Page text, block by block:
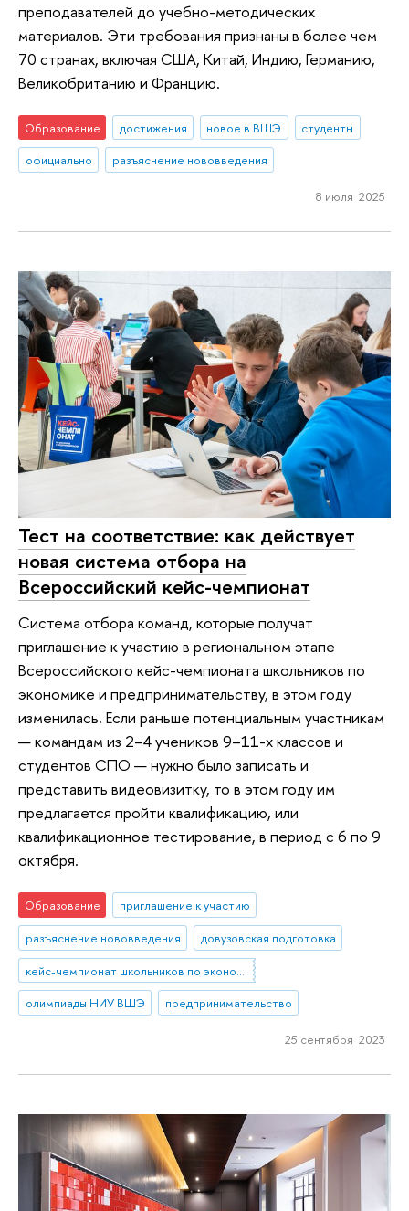
преподавателей до учебно-методических
материалов. Эти требования признаны в более чем
70 странах, включая США, Китай, Индию, Германию,
Великобританию и Францию.
Образование достижения новое в ВШЭ
студенты
официально
разъяснение нововведения
8 июля 2025
Тест на соответствие: как действует
новая система отбора на
Всероссийский кейс-чемпионат
Система отбора команд, которые получат
приглашение к участию в региональном этапе
Всероссийского кейс-чемпионата школьников по
экономике и предпринимательству, в этом году
изменилась. Если раньше потенциальным участникам
— командам из 2–4 учеников 9–11-х классов и
студентов СПО — нужно было записать и
представить видеовизитку, то в этом году им
предлагается пройти квалификацию, или
квалификационное тестирование, в период с 6 по 9
октября.
Образование
приглашение к участию
разъяснение нововведения
довузовская подготовка
олимпиады НИУ ВШЭ
предпринимательство
25 сентября 2023